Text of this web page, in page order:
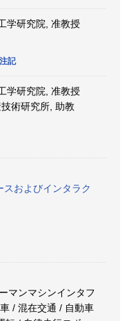
学研究院, 准教授
記
学研究院, 准教授
術研究所, 助教
およびインタラク
マンマシンインタフ
/ 混在交通 / 自動車